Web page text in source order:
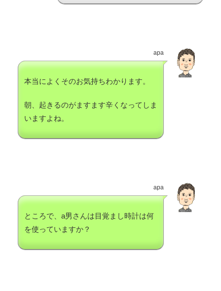
apa
本当によくそのお気持ちわかります。
朝、起きるのがますます辛くなってしま
いますよね。
apa
ところで、a男さんは目覚まし時計は何
を使っていますか？